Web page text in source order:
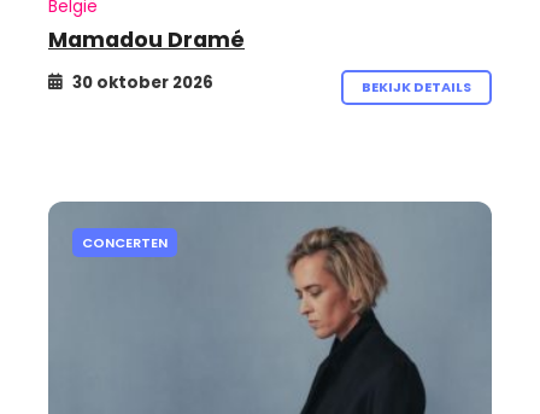
België
Mamadou Dramé
30 oktober 2026 BEKIJK DETAILS
CONCERTEN